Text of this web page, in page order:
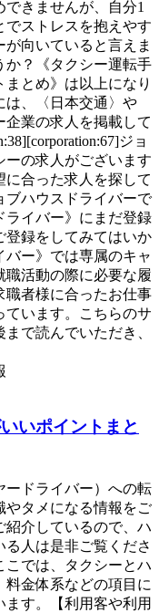
きませんが、自分1
でストレスを抱えやす
向いていると言えま
か？《タクシー運転手
とめ》は以上になり
は、〈日本交通〉や
企業の求人を掲載して
ジョ
ーの求人がございます
合った求人を探して
ブハウスドライバーで
ライバー》にまだ登録
登録をしてみてはいか
ー》では専属のキャ
職活動の際に必要な履
職者様に合ったお仕事
います。こちらのサ
で読んでいただき、
いポイントまと
ードライバー）への転
やタメになる情報をご
介しているので、ハ
人は是非ご覧くださ
こでは、タクシーとハ
金体系などの項目に
す。【利用客や利用